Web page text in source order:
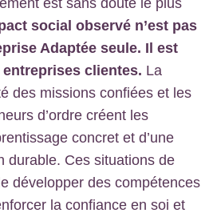
est sans doute le plus
social observé n’est pas
Adaptée seule. Il est
clientes. La
des missions confiées et les
d’ordre créent les
concret et d’une
durable. Ces situations de
développer des compétences
la confiance en soi et